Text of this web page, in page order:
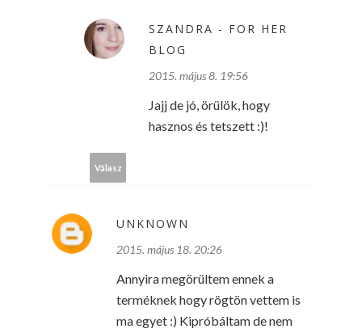
SZANDRA - FOR HER
BLOG
2015. május 8. 19:56
Jajj de jó, örülök, hogy
hasznos és tetszett :)!
Válasz
UNKNOWN
2015. május 18. 20:26
Annyira megörültem ennek a
terméknek hogy rögtön vettem is
ma egyet :) Kipróbáltam de nem